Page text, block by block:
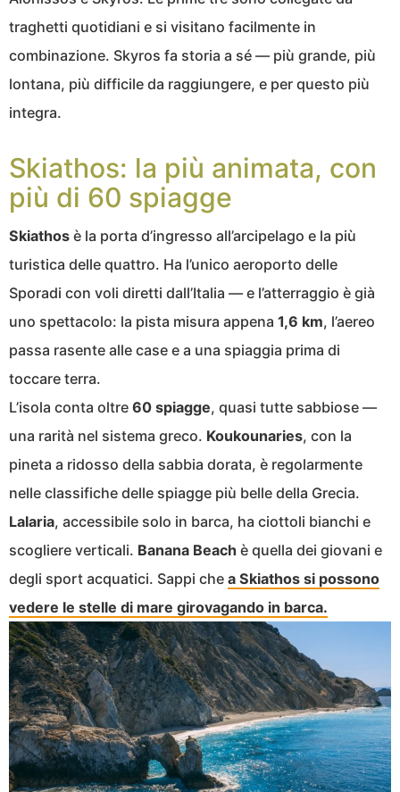
traghetti quotidiani e si visitano facilmente in
combinazione. Skyros fa storia a sé — più grande, più
lontana, più difficile da raggiungere, e per questo più
integra.
Skiathos: la più animata, con
più di 60 spiagge
Skiathos è la porta d’ingresso all’arcipelago e la più
turistica delle quattro. Ha l’unico aeroporto delle
Sporadi con voli diretti dall’Italia — e l’atterraggio è già
uno spettacolo: la pista misura appena 1,6 km, l’aereo
passa rasente alle case e a una spiaggia prima di
toccare terra.
L’isola conta oltre 60 spiagge, quasi tutte sabbiose —
una rarità nel sistema greco. Koukounaries, con la
pineta a ridosso della sabbia dorata, è regolarmente
nelle classifiche delle spiagge più belle della Grecia.
Lalaria, accessibile solo in barca, ha ciottoli bianchi e
scogliere verticali. Banana Beach è quella dei giovani e
degli sport acquatici. Sappi che a Skiathos si possono
vedere le stelle di mare girovagando in barca.